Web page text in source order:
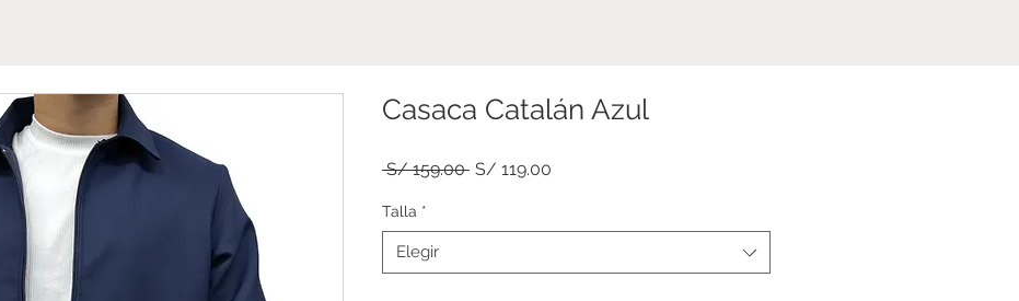
Casaca Catalán Azul
S/ 159.00 Precio
S/ 119.00
Talla *
Elegir